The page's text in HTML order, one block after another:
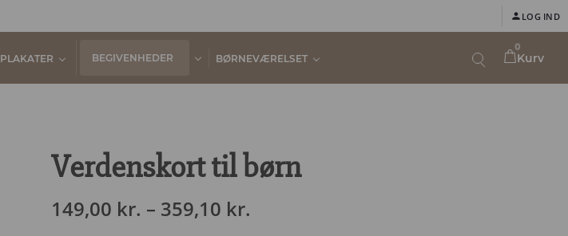
LOG IND
0
Kurv
PLAKATER BEGIVENHEDER BØRNEVÆRELSET
Verdenskort til børn
149,00 kr. – 359,10 kr.